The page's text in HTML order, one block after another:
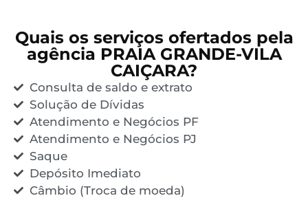
Quais os serviços ofertados pela
agência PRAIA GRANDE-VILA
CAIÇARA?
Consulta de saldo e extrato
Solução de Dívidas
Atendimento e Negócios PF
Atendimento e Negócios PJ
Saque
Depósito Imediato
Câmbio (Troca de moeda)